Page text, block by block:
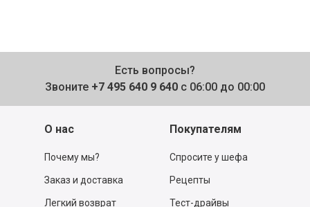
Есть вопросы?
Звоните +7 495 640 9 640 с 06:00 до 00:00
О нас
Почему мы?
Заказ и доставка
Легкий возврат
Покупателям
Спросите у шефа
Рецепты
Тест-драйвы